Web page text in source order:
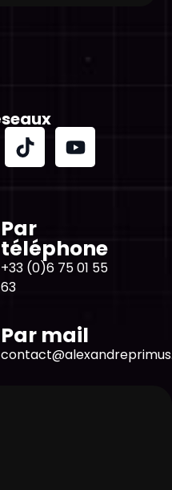
Par
téléphone
+33 (0)6 75 01 55
63
Par mail